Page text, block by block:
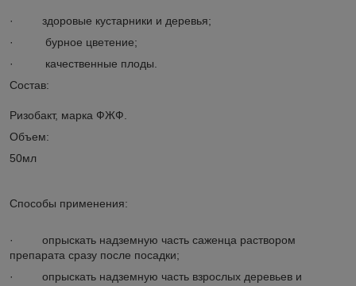
· здоровые кустарники и деревья;
· бурное цветение;
· качественные плоды.
Состав:
Ризобакт, марка ФЖФ.
Объем:
50мл
Способы применения:
· опрыскать надземную часть саженца раствором
препарата сразу после посадки;
· опрыскать надземную часть взрослых деревьев и